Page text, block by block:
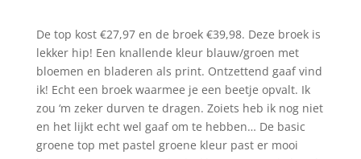
De top kost €27,97 en de broek €39,98. Deze broek is
lekker hip! Een knallende kleur blauw/groen met
bloemen en bladeren als print. Ontzettend gaaf vind
ik! Echt een broek waarmee je een beetje opvalt. Ik
zou ‘m zeker durven te dragen. Zoiets heb ik nog niet
en het lijkt echt wel gaaf om te hebben… De basic
groene top met pastel groene kleur past er mooi